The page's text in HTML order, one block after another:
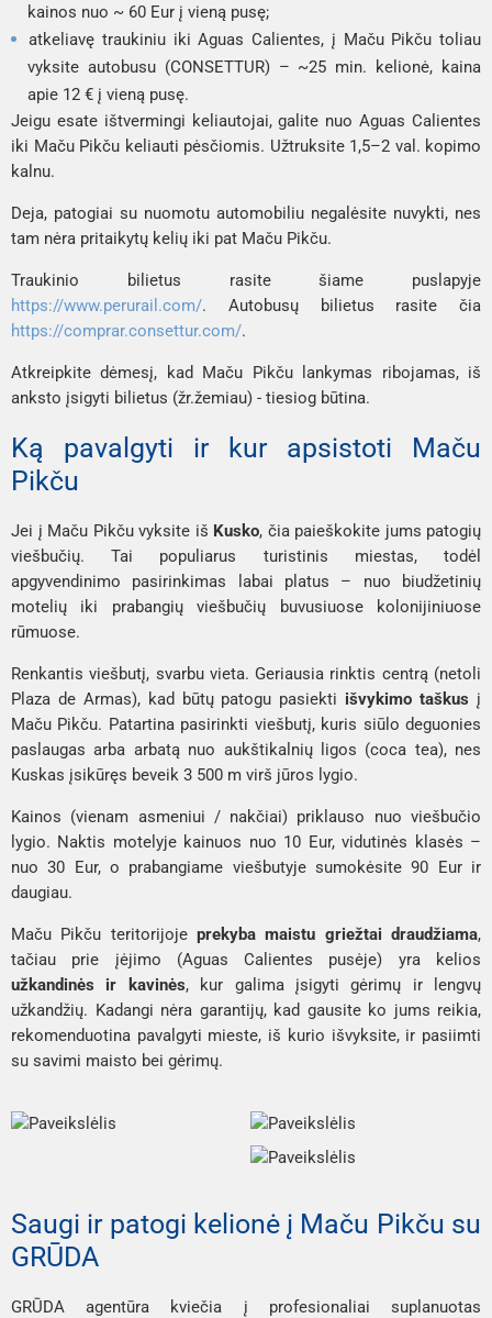
kainos nuo ~ 60 Eur į vieną pusę;
atkeliavę traukiniu iki Aguas Calientes, į Maču Pikču toliau
vyksite autobusu (CONSETTUR) – ~25 min. kelionė, kaina
apie 12 € į vieną pusę.
Jeigu esate ištvermingi keliautojai, galite nuo Aguas Calientes
iki Maču Pikču keliauti pėsčiomis. Užtruksite 1,5–2 val. kopimo
kalnu.
Deja, patogiai su nuomotu automobiliu negalėsite nuvykti, nes
tam nėra pritaikytų kelių iki pat Maču Pikču.
Traukinio bilietus rasite šiame puslapyje
https://www.perurail.com/. Autobusų bilietus rasite čia
https://comprar.consettur.com/.
Atkreipkite dėmesį, kad Maču Pikču lankymas ribojamas, iš
anksto įsigyti bilietus (žr.žemiau) - tiesiog būtina.
Ką pavalgyti ir kur apsistoti Maču
Pikču
Jei į Maču Pikču vyksite iš Kusko, čia paieškokite jums patogių
viešbučių. Tai populiarus turistinis miestas, todėl
apgyvendinimo pasirinkimas labai platus – nuo biudžetinių
motelių iki prabangių viešbučių buvusiuose kolonijiniuose
rūmuose.
Renkantis viešbutį, svarbu vieta. Geriausia rinktis centrą (netoli
Plaza de Armas), kad būtų patogu pasiekti išvykimo taškus į
Maču Pikču. Patartina pasirinkti viešbutį, kuris siūlo deguonies
paslaugas arba arbatą nuo aukštikalnių ligos (coca tea), nes
Kuskas įsikūręs beveik 3 500 m virš jūros lygio.
Kainos (vienam asmeniui / nakčiai) priklauso nuo viešbučio
lygio. Naktis motelyje kainuos nuo 10 Eur, vidutinės klasės –
nuo 30 Eur, o prabangiame viešbutyje sumokėsite 90 Eur ir
daugiau.
Maču Pikču teritorijoje prekyba maistu griežtai draudžiama,
tačiau prie įėjimo (Aguas Calientes pusėje) yra kelios
užkandinės ir kavinės, kur galima įsigyti gėrimų ir lengvų
užkandžių. Kadangi nėra garantijų, kad gausite ko jums reikia,
rekomenduotina pavalgyti mieste, iš kurio išvyksite, ir pasiimti
su savimi maisto bei gėrimų.
Saugi ir patogi kelionė į Maču Pikču su
GRŪDA
GRŪDA agentūra kviečia į profesionaliai suplanuotas